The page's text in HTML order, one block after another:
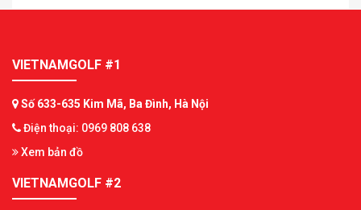
VIETNAMGOLF #1
Số 633-635 Kim Mã, Ba Đình, Hà Nội
Điện thoại: 0969 808 638
Xem bản đồ
VIETNAMGOLF #2